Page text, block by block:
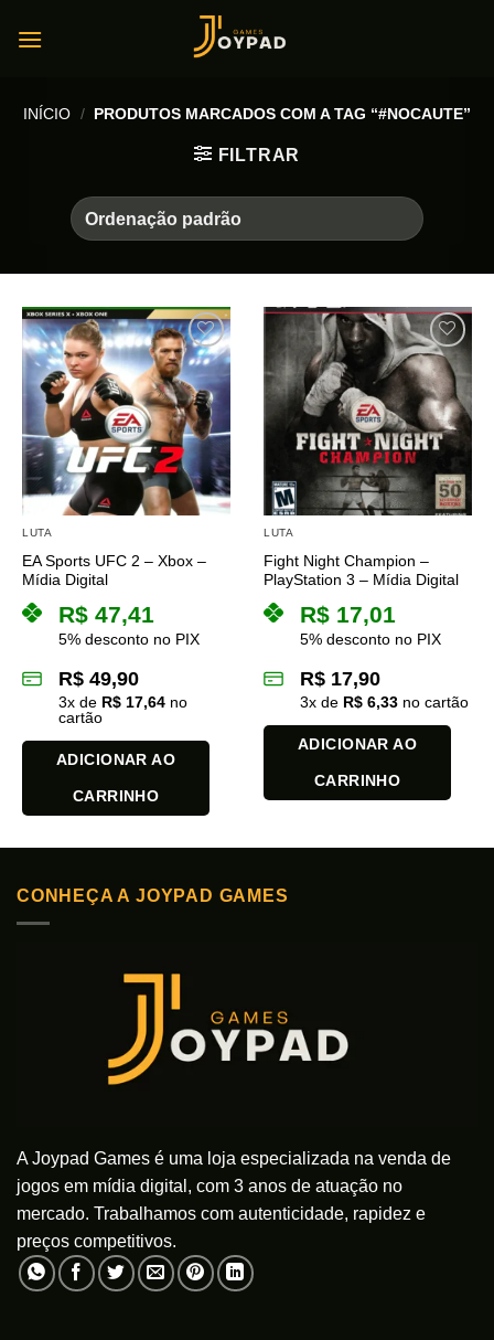
INÍCIO / PRODUTOS MARCADOS COM A TAG “#NOCAUTE”
FILTRAR
LUTA
EA Sports UFC 2 – Xbox –
Mídia Digital
R$ 47,41
5% desconto no PIX
R$ 49,90
3x de R$ 17,64 no
cartão
ADICIONAR AO
CARRINHO
LUTA
Fight Night Champion –
PlayStation 3 – Mídia Digital
R$ 17,01
5% desconto no PIX
R$ 17,90
3x de R$ 6,33 no cartão
ADICIONAR AO
CARRINHO
CONHEÇA A JOYPAD GAMES
A Joypad Games é uma loja especializada na venda de
jogos em mídia digital, com 3 anos de atuação no
mercado. Trabalhamos com autenticidade, rapidez e
preços competitivos.